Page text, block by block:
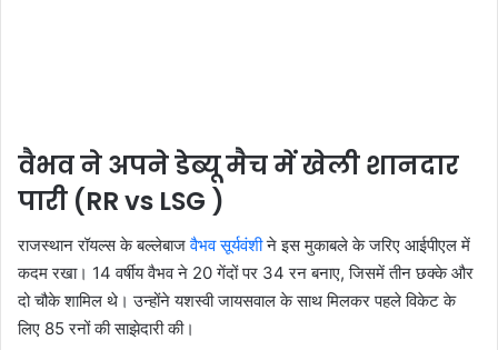
वैभव ने अपने डेब्यू मैच में खेली शानदार
पारी (RR vs LSG )
राजस्थान रॉयल्स के बल्लेबाजवैभव सूर्यवंशीने इस मुकाबले के जरिए आईपीएल में
कदम रखा। 14 वर्षीय वैभव ने 20 गेंदों पर 34 रन बनाए, जिसमें तीन छक्के और
दो चौके शामिल थे। उन्होंने यशस्वी जायसवाल के साथ मिलकर पहले विकेट के
लिए 85 रनों की साझेदारी की।